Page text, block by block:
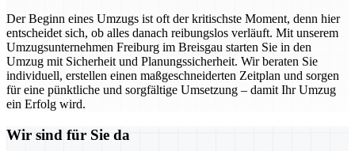
Der Beginn eines Umzugs ist oft der kritischste Moment, denn hier
entscheidet sich, ob alles danach reibungslos verläuft. Mit unserem
Umzugsunternehmen Freiburg im Breisgau starten Sie in den
Umzug mit Sicherheit und Planungssicherheit. Wir beraten Sie
individuell, erstellen einen maßgeschneiderten Zeitplan und sorgen
für eine pünktliche und sorgfältige Umsetzung – damit Ihr Umzug
ein Erfolg wird.
Wir sind für Sie da